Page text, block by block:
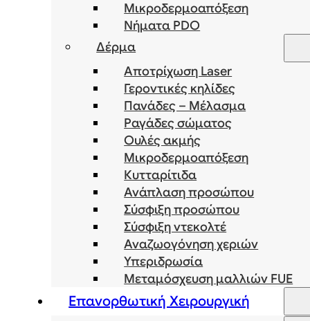
Μικροδερμοαπόξεση
Νήματα PDO
Δέρμα
Αποτρίχωση Laser
Γεροντικές κηλίδες
Πανάδες – Μέλασμα
Ραγάδες σώματος
Ουλές ακμής
Μικροδερμοαπόξεση
Κυτταρίτιδα
Ανάπλαση προσώπου
Σύσφιξη προσώπου
Σύσφιξη ντεκολτέ
Αναζωογόνηση χεριών
Υπεριδρωσία
Μεταμόσχευση μαλλιών FUE
Επανορθωτική Χειρουργική